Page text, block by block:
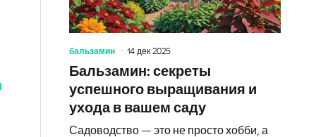
бальзамин 14 дек 2025
Бальзамин: секреты
успешного выращивания и
ухода в вашем саду
Садоводство — это не просто хобби, а